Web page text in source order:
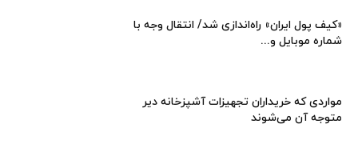
«کیف پول ایران» راه‌اندازی شد/ انتقال وجه با
شماره موبایل و...
مواردی که خریداران تجهیزات آشپزخانه دیر
متوجه آن می‌شوند